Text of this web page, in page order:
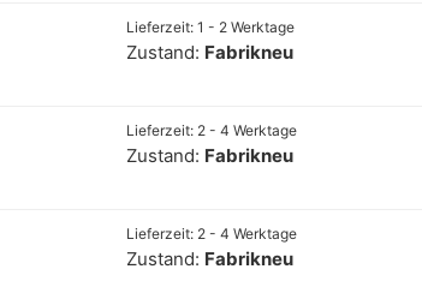
Lieferzeit: 1 - 2 Werktage
Zustand: Fabrikneu
Lieferzeit: 2 - 4 Werktage
Zustand: Fabrikneu
Lieferzeit: 2 - 4 Werktage
Zustand: Fabrikneu